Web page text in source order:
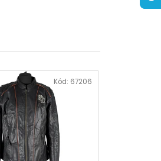
Kód: 67206